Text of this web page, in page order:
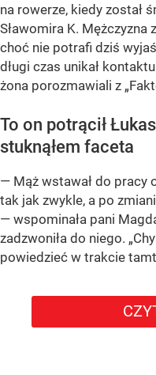
na rowerze, kiedy został
Sławomira K. Mężczyzna
choć nie potrafi dziś
długi czas unikał
żona porozmawiali z
To on potrącił
stuknąłem faceta
— Mąż wstawał do pracy
tak jak zwykle, a po
— wspominała pani
zadzwoniła do niego.
powiedzieć w trakcie